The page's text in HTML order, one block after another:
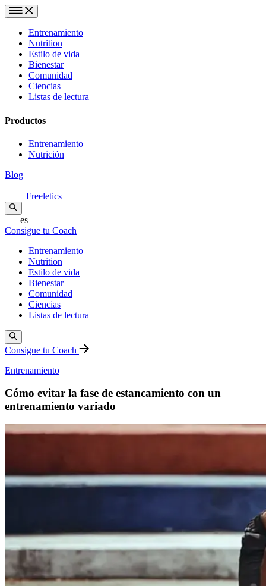
Entrenamiento
Nutrition
Estilo de vida
Bienestar
Comunidad
Ciencias
Listas de lectura
Productos
Entrenamiento
Nutrición
Blog
Freeletics
es
Consigue tu Coach
Entrenamiento
Nutrition
Estilo de vida
Bienestar
Comunidad
Ciencias
Listas de lectura
Consigue tu Coach
Entrenamiento
Cómo evitar la fase de estancamiento con un
entrenamiento variado